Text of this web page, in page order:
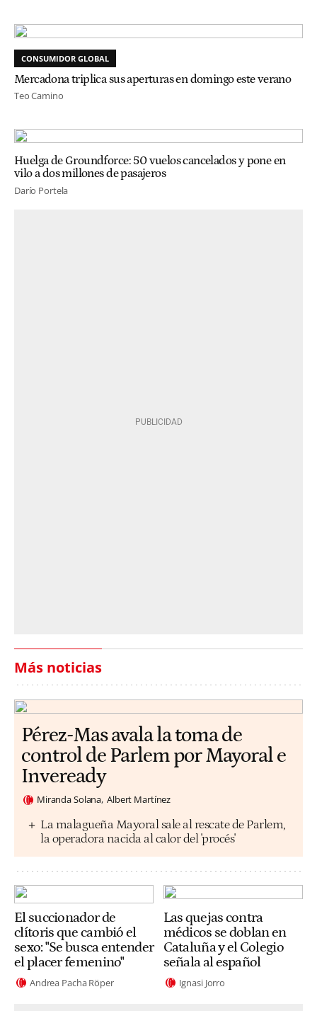
CONSUMIDOR GLOBAL
Mercadona triplica sus aperturas en domingo este verano
Teo Camino
Huelga de Groundforce: 50 vuelos cancelados y pone en
vilo a dos millones de pasajeros
Darío Portela
Más noticias
Pérez-Mas avala la toma de
control de Parlem por Mayoral e
Inveready
Miranda Solana Albert Martínez
La malagueña Mayoral sale al rescate de Parlem,
la operadora nacida al calor del 'procés'
El succionador de
clítoris que cambió el
sexo: "Se busca entender
el placer femenino"
Andrea Pacha Röper
Las quejas contra
médicos se doblan en
Cataluña y el Colegio
señala al español
Ignasi Jorro